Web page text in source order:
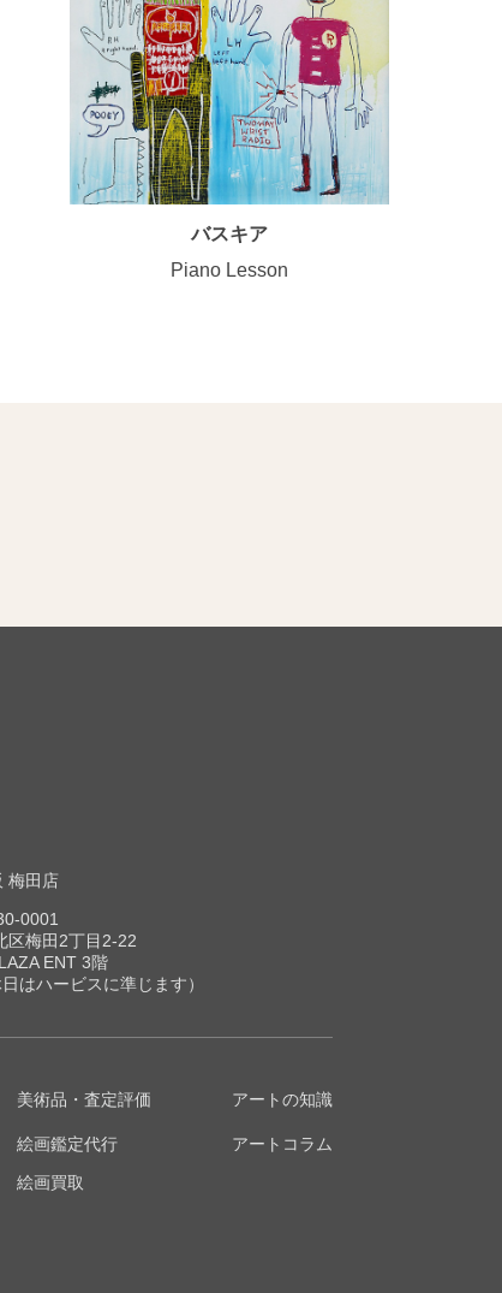
バスキア
Piano Lesson
梅田店
0001
区梅田2丁目2-22
ENT 3階
はハービスに準じます）
美術品・査定評価
絵画鑑定代行
絵画買取
アートの知識
アートコラム